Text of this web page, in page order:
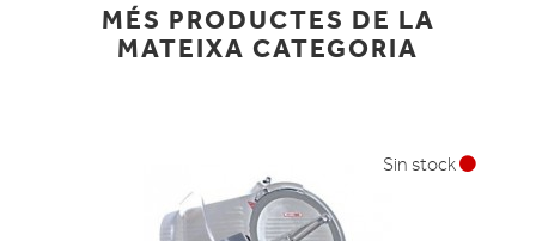
MÉS PRODUCTES DE LA
MATEIXA CATEGORIA
Sin stock